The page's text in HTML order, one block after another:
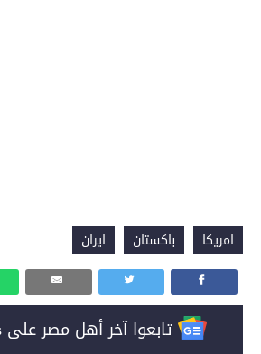
امريكا باكستان ايران
تابعوا آخر أهل مصر على Google News